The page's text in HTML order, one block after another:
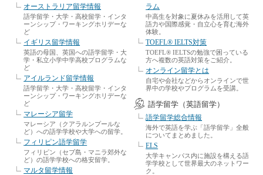
オーストラリア留学情報
語学留学・大学・高校留学・インタ
ーンシップ・ワーキングホリデーな
ど
イギリス留学情報
英語の母国、英国への語学留学・大
学・私立小学中学高校プログラムな
ど
アイルランド留学情報
語学留学・大学・高校留学・インタ
ーンシップ・ワーキングホリデーな
ど
マレーシア留学
マレーシア（クアラルンプールな
ど）への語学学校や大学への留学。
フィリピン語学留学
フィリピン（セブ島・マニラ郊外な
ど）の語学学校への格安留学。
マルタ留学情報
ラム
中高生を対象に夏休みを活用して英
語力や国際感覚・自立心を育む海外
体験。
TOEFL® IELTS対策
TOEFL® IELTSの勉強で困っている
方へ複数の英語対策をご紹介。
オンライン留学とは
自宅や会社などからオンラインで世
界中の学校やプログラムを受講。
語学留学（英語留学）
語学留学総合情報
海外で英語を学ぶ「語学留学」全般
についてまとめました。
ELS
大学キャンパス内に施設を構える語
学学校として世界最大のネットワー
ク。